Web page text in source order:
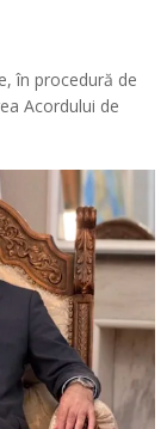
în procedură de
Acordului de